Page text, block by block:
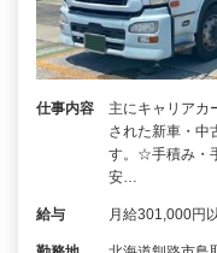
仕事内容
主にキャリアカ
された新車・中
す。☆手積み・
安…
給与 月給301,000円